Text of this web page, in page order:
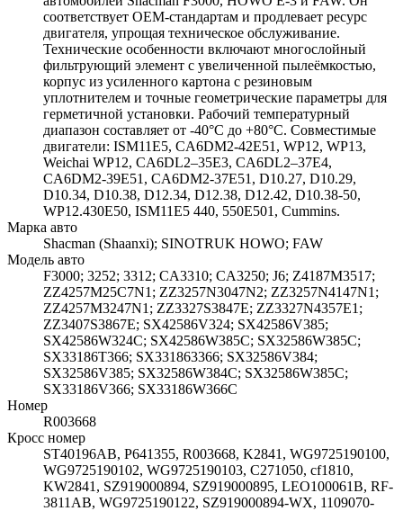
соответствует OEM-стандартам и продлевает ресурс
двигателя, упрощая техническое обслуживание.
Технические особенности включают многослойный
фильтрующий элемент с увеличенной пылеёмкостью,
корпус из усиленного картона с резиновым
уплотнителем и точные геометрические параметры для
герметичной установки. Рабочий температурный
диапазон составляет от -40°C до +80°C. Совместимые
двигатели: ISM11E5, CA6DM2-42E51, WP12, WP13,
Weichai WP12, CA6DL2–35E3, CA6DL2–37E4,
CA6DM2-39E51, CA6DM2-37E51, D10.27, D10.29,
D10.34, D10.38, D12.34, D12.38, D12.42, D10.38-50,
WP12.430E50, ISM11E5 440, 550E501, Cummins.
Марка авто
Shacman (Shaanxi); SINOTRUK HOWO; FAW
Модель авто
F3000; 3252; 3312; CA3310; CA3250; J6; Z4187M3517;
ZZ4257M25C7N1; ZZ3257N3047N2; ZZ3257N4147N1;
ZZ4257M3247N1; ZZ3327S3847E; ZZ3327N4357E1;
ZZ3407S3867E; SX42586V324; SX42586V385;
SX42586W324C; SX42586W385C; SX32586W385С;
SX33186T366; SX331863366; SX32586V384;
SX32586V385; SX32586W384C; SX32586W385C;
SX33186V366; SX33186W366C
Номер
R003668
Кросс номер
ST40196AB, P641355, R003668, K2841, WG9725190100,
WG9725190102, WG9725190103, C271050, cf1810,
KW2841, SZ919000894, SZ919000895, LEO100061B, RF-
3811AB, WG9725190122, SZ919000894-WX, 1109070-